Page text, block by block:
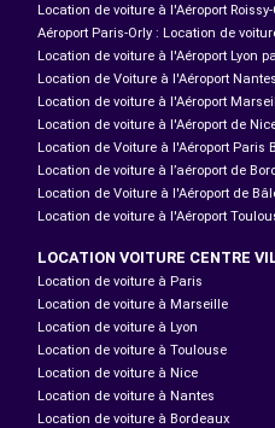
Location de voiture à l'Aéroport
Aéroport Paris-Orly : Location de
Location de voiture à l'Aéroport Lyon
Location de Voiture à l'Aéroport
Location de voiture à l'Aéroport
Location de voiture à l'Aéroport de
Location de Voiture à l'Aéroport Paris
Location de voiture à l’aéroport de
Location de Voiture à l'Aéroport de
Location de voiture à l'Aéroport
LOCATION VOITURE CENTRE
Location de voiture à Paris
Location de voiture à Marseille
Location de voiture à Lyon
Location de voiture à Toulouse
Location de voiture à Nice
Location de voiture à Nantes
Location de voiture à Bordeaux